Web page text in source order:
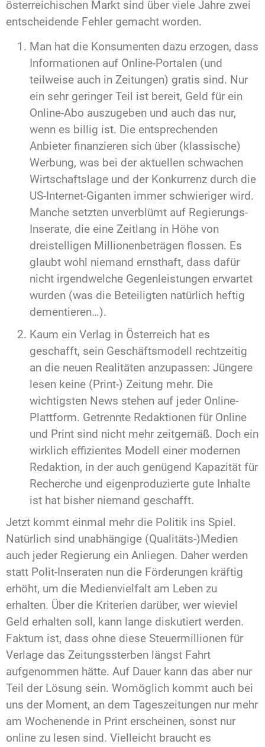
österreichischen Markt sind über viele Jahre zwei
entscheidende Fehler gemacht worden.
Man hat die Konsumenten dazu erzogen, dass
Informationen auf Online-Portalen (und
teilweise auch in Zeitungen) gratis sind. Nur
ein sehr geringer Teil ist bereit, Geld für ein
Online-Abo auszugeben und auch das nur,
wenn es billig ist. Die entsprechenden
Anbieter finanzieren sich über (klassische)
Werbung, was bei der aktuellen schwachen
Wirtschaftslage und der Konkurrenz durch die
US-Internet-Giganten immer schwieriger wird.
Manche setzten unverblümt auf Regierungs-
Inserate, die eine Zeitlang in Höhe von
dreistelligen Millionenbeträgen flossen. Es
glaubt wohl niemand ernsthaft, dass dafür
nicht irgendwelche Gegenleistungen erwartet
wurden (was die Beteiligten natürlich heftig
dementieren…).
Kaum ein Verlag in Österreich hat es
geschafft, sein Geschäftsmodell rechtzeitig
an die neuen Realitäten anzupassen: Jüngere
lesen keine (Print-) Zeitung mehr. Die
wichtigsten News stehen auf jeder Online-
Plattform. Getrennte Redaktionen für Online
und Print sind nicht mehr zeitgemäß. Doch ein
wirklich effizientes Modell einer modernen
Redaktion, in der auch genügend Kapazität für
Recherche und eigenproduzierte gute Inhalte
ist hat bisher niemand geschafft.
Jetzt kommt einmal mehr die Politik ins Spiel.
Natürlich sind unabhängige (Qualitäts-)Medien
auch jeder Regierung ein Anliegen. Daher werden
statt Polit-Inseraten nun die Förderungen kräftig
erhöht, um die Medienvielfalt am Leben zu
erhalten. Über die Kriterien darüber, wer wieviel
Geld erhalten soll, kann lange diskutiert werden.
Faktum ist, dass ohne diese Steuermillionen für
Verlage das Zeitungssterben längst Fahrt
aufgenommen hätte. Auf Dauer kann das aber nur
Teil der Lösung sein. Womöglich kommt auch bei
uns der Moment, an dem Tageszeitungen nur mehr
am Wochenende in Print erscheinen, sonst nur
online zu lesen sind. Vielleicht braucht es